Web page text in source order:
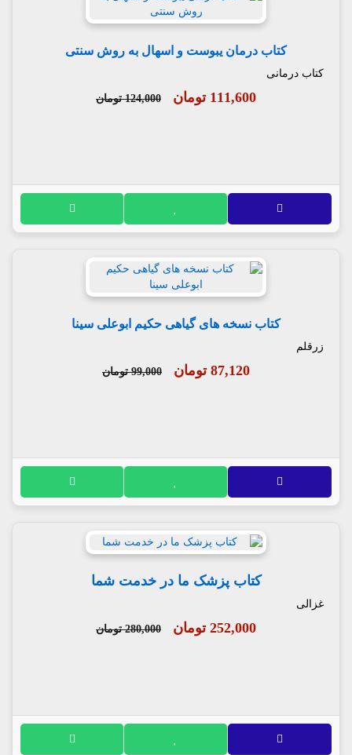
کتاب درمان یبوست و اسهال به روش سنتی
کتاب درمانی
111,600 تومان 124,000 تومان
کتاب نسخه های گیاهی حکیم ابوعلی سینا
زرقلم
87,120 تومان 99,000 تومان
کتاب پزشک ما در خدمت شما
غزالی
252,000 تومان 280,000 تومان